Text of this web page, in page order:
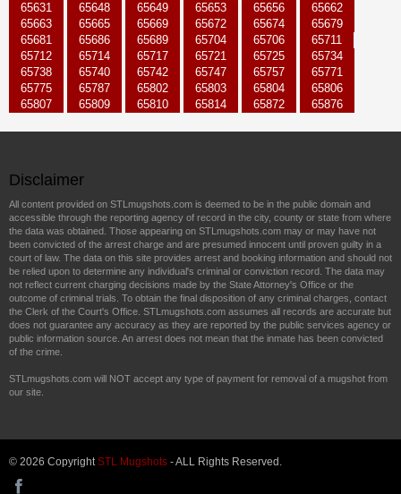
65631
65648 65649 65653 65656
65662
65663
65665 65669 65672 65674
65679
65681
65686 65689 65704 65706
65711
65712
65714 65717 65721 65725
65734
65738
65740 65742 65747 65757
65771
65775
65787 65802 65803 65804
65806
65807
65809 65810 65814 65872 65876
Disclaimer
All content provided on STLmugshots.com is deemed to be in the public domain and
accessible through the reporting agency of record in the city, county or state from where
the data was obtained. Those appearing on STLmugshots.com may or may have not
been convicted of the arrest charge and are presumed innocent until proven guilty in a
court of law. The data on this site provides arrest and booking information and should not
be relied upon to determine any individual's criminal or conviction record. The data may
not reflect current charging decisions made by the State Attorney's Office or the
outcome of criminal trials. To obtain the final disposition of any criminal charges, contact
the Clerk of the Court's Office. STLmugshots.com assumes all records are accurate but
does not guarantee any accuracy as they are reported by the public services agency or
public information source. An arrest does not mean that the inmate has been convicted
of the crime.
STLmugshots.com will NOT accept any type of payment for removal of a mugshot from
our site.
© 2026 Copyright STL Mugshots - ALL Rights Reserved.